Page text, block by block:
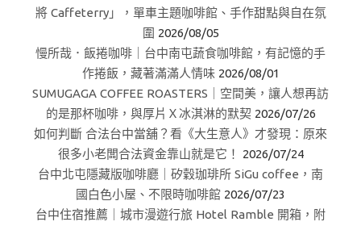
將 Caffeterry」，單車主題咖啡館、手作甜點與自在氛
圍 2026/08/05
慢所哉．飯捲咖啡｜台中南屯蔬食咖啡館，有記憶的手
作捲飯，藏著滿滿人情味 2026/08/01
SUMUGAGA COFFEE ROASTERS｜空間美，讓人想再訪
的是那杯咖啡，與厚片Ｘ冰淇淋的默契 2026/07/26
如何判斷 合法台中當舖？看《大生意人》才發現：原來
很多小老闆合法資金靠山就是它！
2026/07/24
台中北屯隱藏版咖啡廳｜矽穀珈琲所 SiGu coffee，南
國白色小屋、不限時咖啡館 2026/07/23
台中住宿推薦｜城市漫遊行旅 Hotel Ramble 開箱，附